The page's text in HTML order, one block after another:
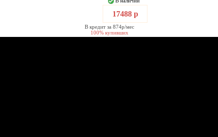
17488 р
В кредит за 874р/мес
100% купивших